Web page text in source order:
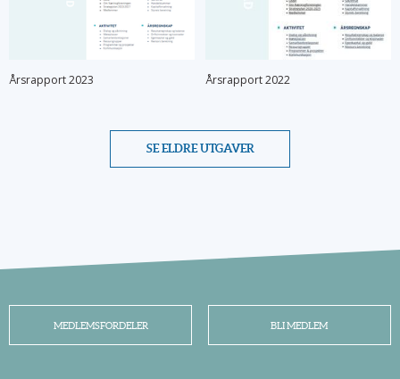
Årsrapport 2023 Årsrapport 2022
SE ELDRE UTGAVER
MEDLEMSFORDELER BLI MEDLEM